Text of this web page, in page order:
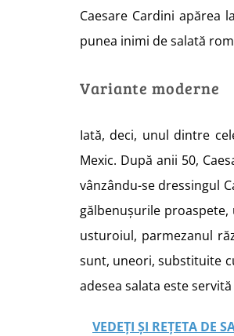
Caesare Cardini apărea
punea inimi de salată
Variante moderne
Iată, deci, unul dintre
Mexic. După anii 50,
vânzându-se dressingul
gălbenușurile
usturoiul, parmezanul
sunt, uneori, substituite
adesea salata este
VEDEȚI ȘI REȚETA DE